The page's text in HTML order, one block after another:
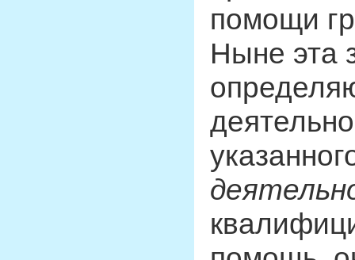
помощи
Ныне эта